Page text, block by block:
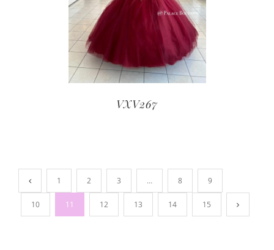
VXV267
1 2 3 … 8 9
10 11 12 13 14 15